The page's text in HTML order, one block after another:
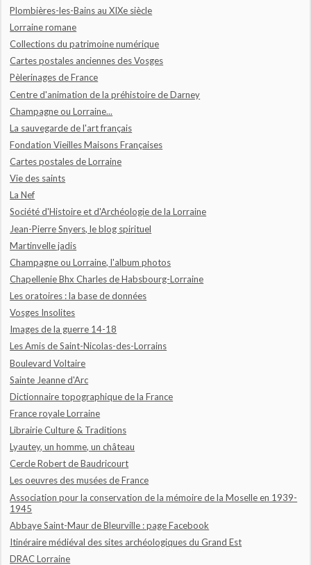
Plombières-les-Bains au XIXe siècle
Lorraine romane
Collections du patrimoine numérique
Cartes postales anciennes des Vosges
Pèlerinages de France
Centre d'animation de la préhistoire de Darney
Champagne ou Lorraine...
La sauvegarde de l'art français
Fondation Vieilles Maisons Françaises
Cartes postales de Lorraine
Vie des saints
La Nef
Société d'Histoire et d'Archéologie de la Lorraine
Jean-Pierre Snyers, le blog spirituel
Martinvelle jadis
Champagne ou Lorraine, l'album photos
Chapellenie Bhx Charles de Habsbourg-Lorraine
Les oratoires : la base de données
Vosges Insolites
Images de la guerre 14-18
Les Amis de Saint-Nicolas-des-Lorrains
Boulevard Voltaire
Sainte Jeanne d'Arc
Dictionnaire topographique de la France
France royale Lorraine
Librairie Culture & Traditions
Lyautey, un homme, un château
Cercle Robert de Baudricourt
Les oeuvres des musées de France
Association pour la conservation de la mémoire de la Moselle en 1939-
1945
Abbaye Saint-Maur de Bleurville : page Facebook
Itinéraire médiéval des sites archéologiques du Grand Est
DRAC Lorraine